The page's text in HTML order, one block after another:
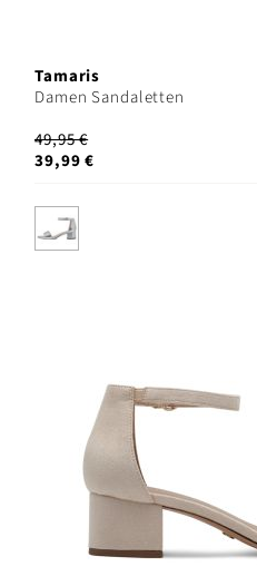
Tamaris
Damen Sandaletten
49,95 €
39,99 €